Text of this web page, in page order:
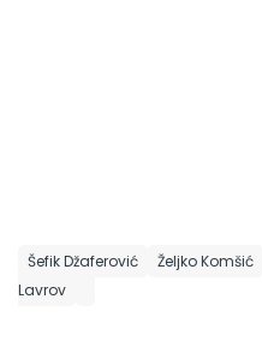
Šefik Džaferović Željko Komšić
Lavrov